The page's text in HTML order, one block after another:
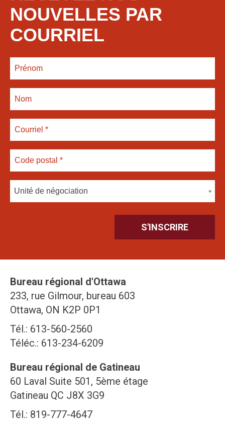
NOUVELLES PAR
COURRIEL
Unité de négociation
Bureau régional d'Ottawa
233, rue Gilmour, bureau 603
Ottawa, ON K2P 0P1
Tél.: 613-560-2560
Téléc.: 613-234-6209
Bureau régional de Gatineau
60 Laval Suite 501, 5ème étage
Gatineau QC J8X 3G9
Tél.: 819-777-4647